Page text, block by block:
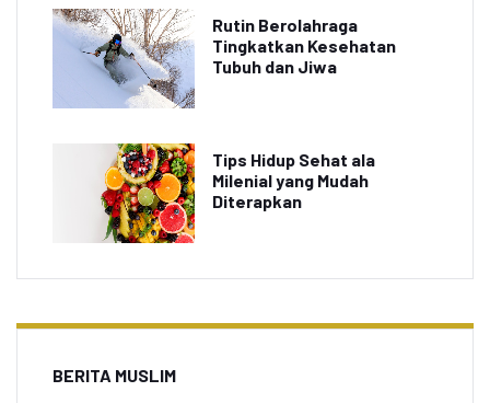
Rutin Berolahraga
Tingkatkan Kesehatan
Tubuh dan Jiwa
Tips Hidup Sehat ala
Milenial yang Mudah
Diterapkan
BERITA MUSLIM